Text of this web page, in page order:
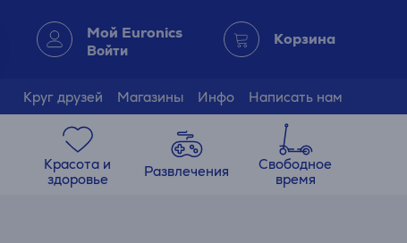
Мой Euronics
Войти
Корзина
Круг друзей Магазины Инфо Написать нам
Красота и
здоровье
Развлечения
Свободное
время